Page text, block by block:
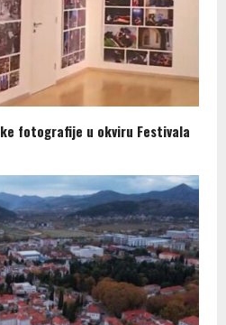
fotografije u okviru Festivala